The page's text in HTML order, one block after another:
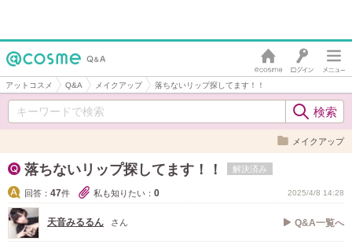
アットコスメ Q&A メイクアップ 落ちないリップ探してます！！
メイクアップ
落ちないリップ探してます！！ 解決済み
回答： 47件 私も知りたい： 0 2025/4/8 14:28
天音みるるん さん Q&A一覧へ